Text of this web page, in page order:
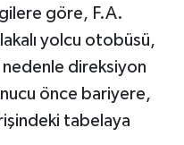
göre, F.A.
yolcu otobüsü,
direksiyon
önce bariyere,
tabelaya